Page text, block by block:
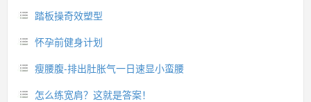
踏板操奇效塑型
怀孕前健身计划
瘦腰腹-排出肚胀气一日速显小蛮腰
怎么练宽肩？这就是答案！